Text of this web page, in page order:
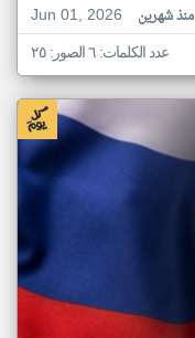
Jun 01, 2026
منذ شهرين
عدد الكلمات: ٦ الصور: ٢٥